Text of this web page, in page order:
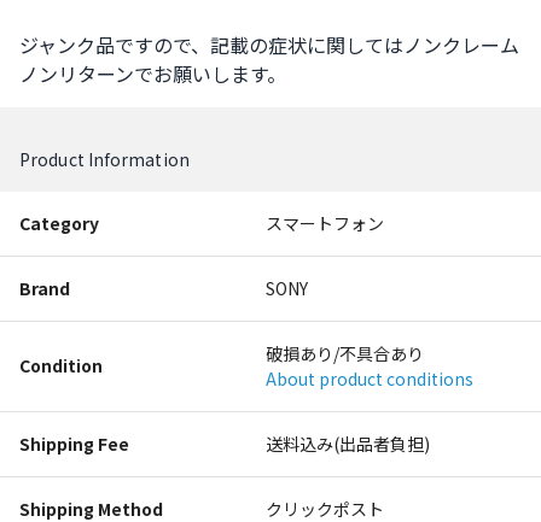
ジャンク品ですので、記載の症状に関してはノンクレーム
ノンリターンでお願いします。
Product Information
Category スマートフォン
Brand SONY
Condition
破損あり/不具合あり
About product conditions
Shipping Fee 送料込み(出品者負担)
Shipping Method クリックポスト